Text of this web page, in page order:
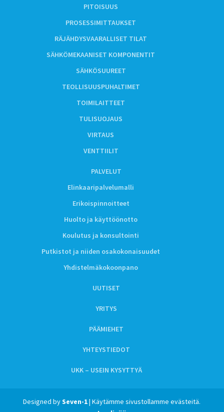
PITOISUUS
PROSESSIMITTAUKSET
RÄJÄHDYSVAARALLISET TILAT
SÄHKÖMEKAANISET KOMPONENTIT
SÄHKÖSUUREET
TEOLLISUUSPUHALTIMET
TOIMILAITTEET
TULISUOJAUS
VIRTAUS
VENTTIILIT
PALVELUT
Elinkaaripalvelumalli
Erikoispinnoitteet
Huolto ja käyttöönotto
Koulutus ja konsultointi
Putkistot ja niiden osakokonaisuudet
Yhdistelmäkokoonpano
UUTISET
YRITYS
PÄÄMIEHET
YHTEYSTIEDOT
UKK – USEIN KYSYTTYÄ
Designed bySeven-1| Käytämme sivustollamme evästeitä.